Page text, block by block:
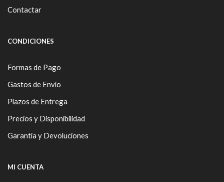
Contactar
CONDICIONES
Formas de Pago
Gastos de Envío
Plazos de Entrega
Precios y Disponibilidad
Garantía y Devoluciones
MI CUENTA